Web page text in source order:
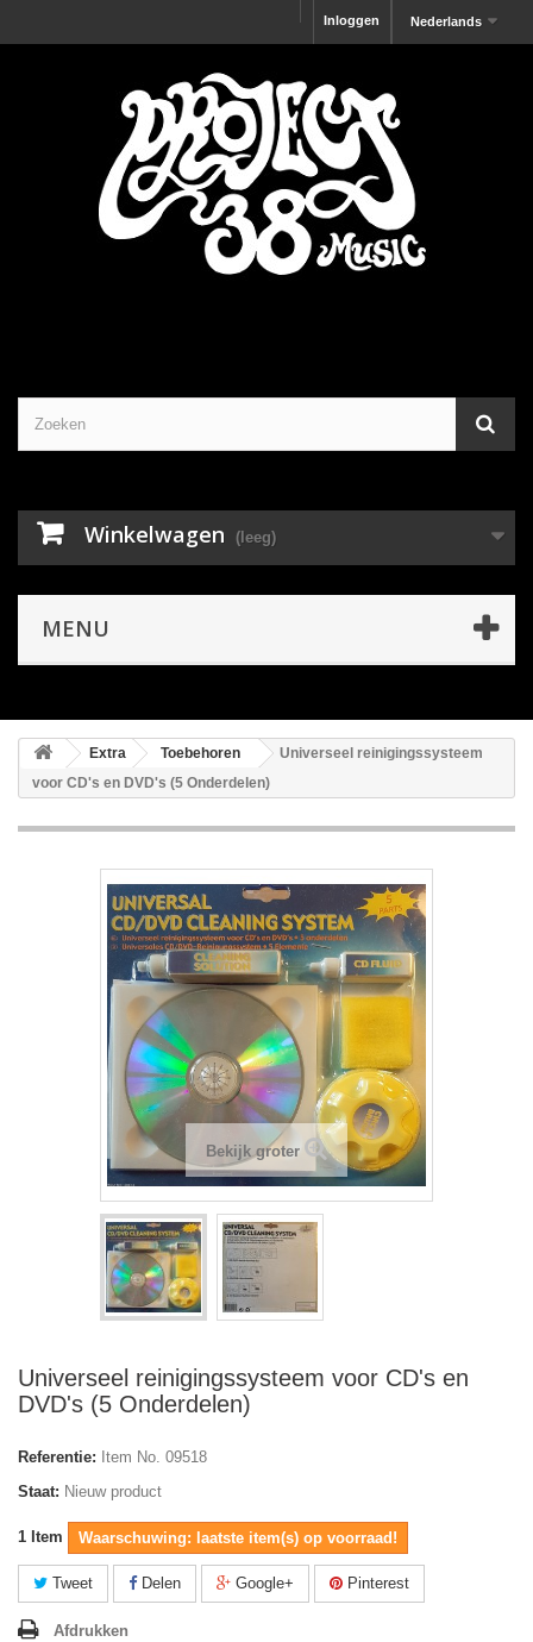
Nederlands
Inloggen
Winkelwagen (leeg)
MENU
Extra Toebehoren
Universeel reinigingssysteem
voor CD's en DVD's (5 Onderdelen)
Bekijk groter
Universeel reinigingssysteem voor CD's en
DVD's (5 Onderdelen)
Referentie: Item No. 09518
Staat: Nieuw product
1 Item Waarschuwing: laatste item(s) op voorraad!
Tweet Delen Google+ Pinterest
Afdrukken